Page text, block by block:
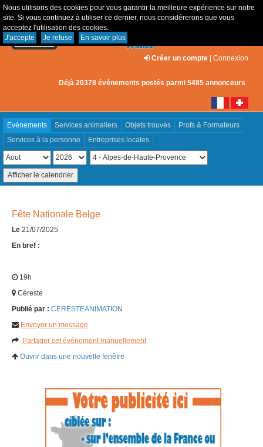
Nous utilisons des cookies pour vous garantir la meilleure expérience sur notre
site. Si vous continuez à utiliser ce dernier, nous considérerons que vous
acceptez l'utilisation des cookies.
J'accepte
Je refuse En savoir plus
Créer un compte | Connexion
Déjà 20378 événements postés parmi 5485 annonceurs
Evénements Services animaliers Objets trouvés
Profs & Formateurs
Services à la personne
Entreprises locales
Fête Nationale Belge
Le 21/07/2025
En bref :
19h
Céreste
Publié par : CERESTEANIMATION
Envoyer un message
Partager cet événement manuellement
Ouvrir dans une nouvelle fenêtre